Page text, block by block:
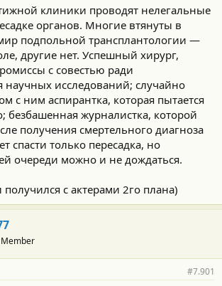
клиники проводят нелегальные
органов. Многие втянуты в
подпольной трансплантологии —
другие нет. Успешный хирург,
с совестью ради
исследований; случайно
с ним аспирантка, которая пытается
безбашенная журналистка, которой
получения смертельного диагноза
спасти только пересадка, но
очереди можно и не дождаться.
с актерами 2го плана)
#7.901